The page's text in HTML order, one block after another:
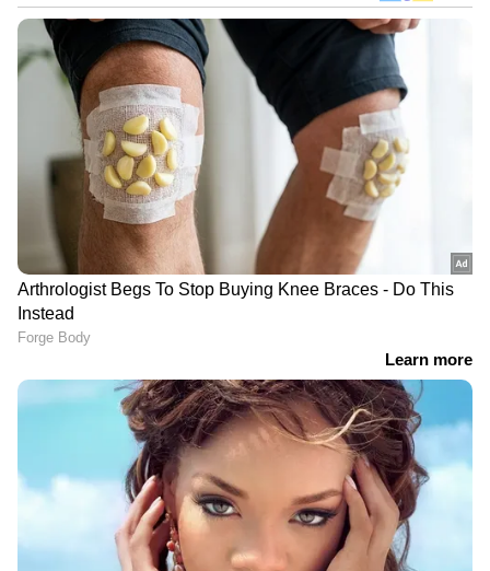
രൂപീകരിക്കാൻ ഇപിഎസ് ശ്രമിച്ചു. ഇപിഎസ്
മുഖ്യമന്ത്രി ആകുമെന്നാണ് പറഞ്ഞത്. എന്നാൽ
ഈ നിർദേശം സ്വീകര്യമായില്ലെന്ന് വേലുമണി
വ്യക്തമാക്കി. പുതിയ സഖ്യം പാർട്ടിക്ക്
വേണമെന്നും ഒന്നിച്ചു നിൽക്കണം എന്നാണ്
ആഗ്രഹമെന്നും എ ഐ എ ഡി എം കെ
സംരക്ഷിക്കപ്പെടണമെന്നും അദ്ദേഹം
പ്രതികരിച്ചു.
അതിനിടെ ടിവികെയെ പിന്തുണയ്ക്കുമെന്ന്
എൻ ഡി എ സഖ്യകക്ഷിയായ എ എം എം കെ
എംഎൽഎ എസ് കാമരാജ് നിയമസഭയിൽ
പറഞ്ഞു. ടി ടി വി ദിനകരന്‍റെ പാർട്ടിയിലെ ഏക
എം എൽ എയാണ് കാമരാജ്. വ്യാജ പിന്തുണ
കത്ത് ആരോപണം ഉയർന്നത് കാമരാജുമായി
ബന്ധപ്പെട്ടാണ്. തന്‍റെ എംഎൽഎയുടെ
പിന്തുണക്കത്ത് ഉണ്ടാക്കി എന്നായിരുന്നു
ടിവികെയ്ക്ക് എതിരായ ടിടിവി ദിനകരന്‍റെ